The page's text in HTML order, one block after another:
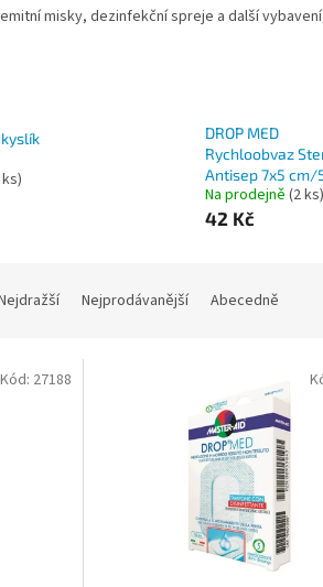
misky, dezinfekční spreje a další
DROP MED
Rychloobvaz
Antisep 7x5 cm/
Na prodejně (2 ks)
42 Kč
Nejprodávanější Abecedně
Kód: 27188